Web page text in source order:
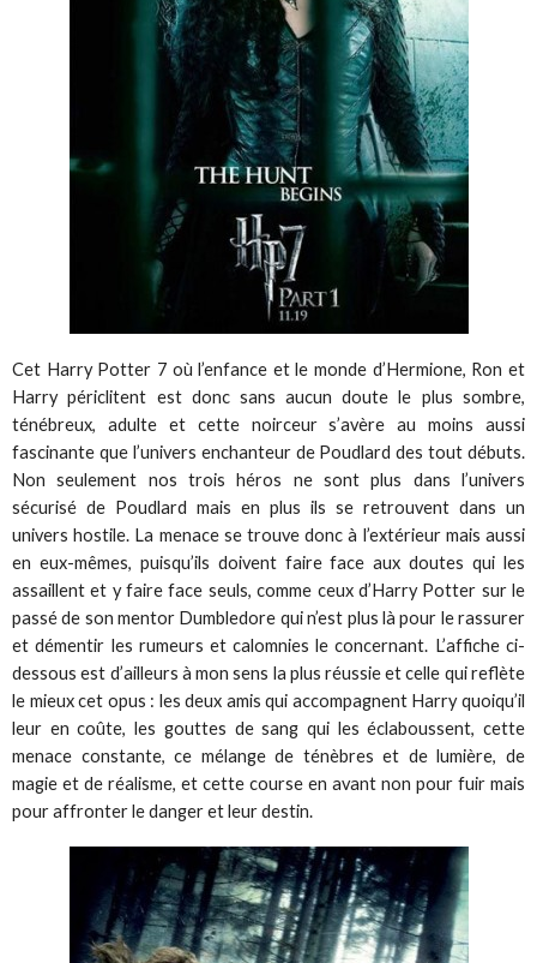
Cet Harry Potter 7 où l’enfance et le monde d’Hermione, Ron et
Harry périclitent est donc sans aucun doute le plus sombre,
ténébreux, adulte et cette noirceur s’avère au moins aussi
fascinante que l’univers enchanteur de Poudlard des tout débuts.
Non seulement nos trois héros ne sont plus dans l’univers
sécurisé de Poudlard mais en plus ils se retrouvent dans un
univers hostile. La menace se trouve donc à l’extérieur mais aussi
en eux-mêmes, puisqu’ils doivent faire face aux doutes qui les
assaillent et y faire face seuls, comme ceux d’Harry Potter sur le
passé de son mentor Dumbledore qui n’est plus là pour le rassurer
et démentir les rumeurs et calomnies le concernant. L’affiche ci-
dessous est d’ailleurs à mon sens la plus réussie et celle qui reflète
le mieux cet opus : les deux amis qui accompagnent Harry quoiqu’il
leur en coûte, les gouttes de sang qui les éclaboussent, cette
menace constante, ce mélange de ténèbres et de lumière, de
magie et de réalisme, et cette course en avant non pour fuir mais
pour affronter le danger et leur destin.